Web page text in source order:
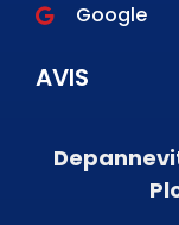
Google
AVIS